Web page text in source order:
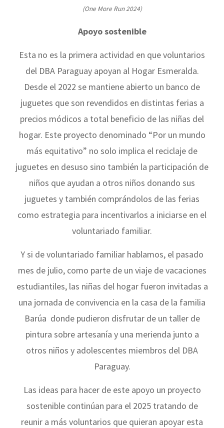
(One More Run 2024)
Apoyo sostenible
Esta no es la primera actividad en que voluntarios
del DBA Paraguay apoyan al Hogar Esmeralda.
Desde el 2022 se mantiene abierto un banco de
juguetes que son revendidos en distintas ferias a
precios módicos a total beneficio de las niñas del
hogar. Este proyecto denominado “Por un mundo
más equitativo” no solo implica el reciclaje de
juguetes en desuso sino también la participación de
niños que ayudan a otros niños donando sus
juguetes y también comprándolos de las ferias
como estrategia para incentivarlos a iniciarse en el
voluntariado familiar.
Y si de voluntariado familiar hablamos, el pasado
mes de julio, como parte de un viaje de vacaciones
estudiantiles, las niñas del hogar fueron invitadas a
una jornada de convivencia en la casa de la familia
Barúa donde pudieron disfrutar de un taller de
pintura sobre artesanía y una merienda junto a
otros niños y adolescentes miembros del DBA
Paraguay.
Las ideas para hacer de este apoyo un proyecto
sostenible continúan para el 2025 tratando de
reunir a más voluntarios que quieran apoyar esta